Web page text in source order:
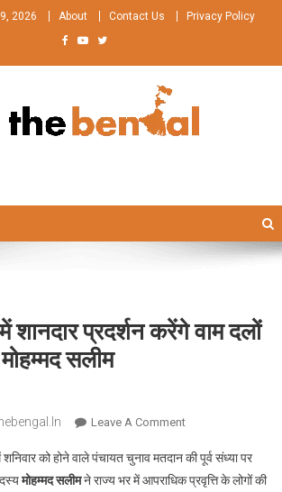
2026 About Contact Us Privacy Policy
शानदार प्रदर्शन करेंगे वाम दलों
सलीम
Leave A CommentOn
चुनाव
में
को होने वाले पंचायत चुनाव मतदान की पूर्व संध्या पर
मोहम्मद सलीमने राज्य भर में आपराधिक प्रवृत्ति के लोगों की